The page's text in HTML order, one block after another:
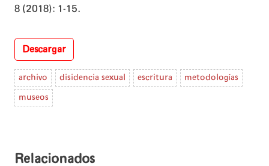
8 (2018): 1-15.
Descargar
archivo disidencia sexual escritura metodologías
museos
Relacionados